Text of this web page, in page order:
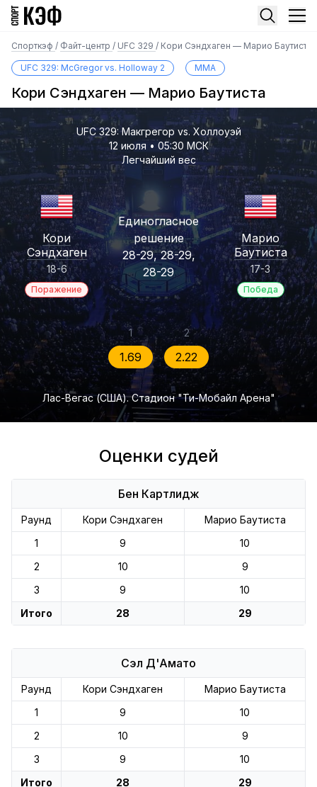
Спорткэф / Файт-центр / UFC 329 / Кори Сэндхаген — Марио Баутиста
UFC 329: McGregor vs. Holloway 2 MMA
Кори Сэндхаген — Марио Баутиста
UFC 329: Макгрегор vs. Холлоуэй
12 июля • 05:30 МСК
Легчайший вес
Кори
Сэндхаген
18-6
Поражение
Единогласное
решение
28-29, 28-29,
28-29
Марио
Баутиста
17-3
Победа
1
1.69
2
2.22
Лас-Вегас (США). Стадион "Ти-Мобайл Арена"
Оценки судей
Бен Картлидж
Раунд Кори Сэндхаген
Марио Баутиста
1
9
10
2
10
9
3
9
10
Итого
28 29
Сэл Д'Амато
Раунд Кори Сэндхаген
Марио Баутиста
1
9
10
2
10
9
3
9
10
Итого
28 29